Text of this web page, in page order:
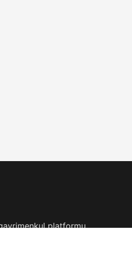
platformu.